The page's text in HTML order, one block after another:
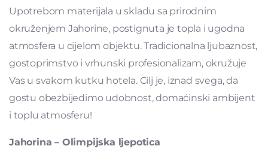
Upotrebom materijala u skladu sa prirodnim
okruženjem Jahorine, postignuta je topla i ugodna
atmosfera u cijelom objektu. Tradicionalna ljubaznost,
gostoprimstvo i vrhunski profesionalizam, okružuje
Vas u svakom kutku hotela. Cilj je, iznad svega, da
gostu obezbijedimo udobnost, domaćinski ambijent
i toplu atmosferu!
Jahorina – Olimpijska ljepotica